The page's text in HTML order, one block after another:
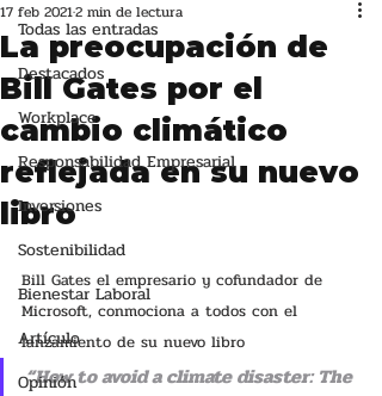
Todas las entradas
Destacados
Workplace
Responsabilidad Empresarial
Inversiones
Sostenibilidad
Bienestar Laboral
Artículo
Opinión
La preocupación de
Bill Gates por el
cambio climático
reflejada en su nuevo
libro
17 feb 20212 min de lectura
Bill Gates el empresario y cofundador de
Microsoft, conmociona a todos con el
lanzamiento de su nuevo libro
“How to avoid a climate disaster: The